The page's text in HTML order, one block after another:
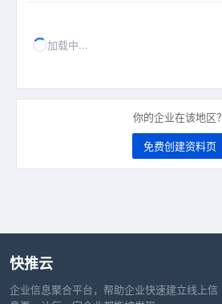
加载中...
你的企业在该地区？
免费创建资料页
快推云
企业信息聚合平台，帮助企业快速建立线上信